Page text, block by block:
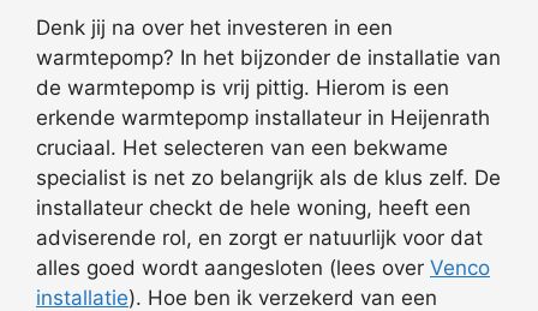
Denk jij na over het investeren in een
warmtepomp? In het bijzonder de installatie van
de warmtepomp is vrij pittig. Hierom is een
erkende warmtepomp installateur in Heijenrath
cruciaal. Het selecteren van een bekwame
specialist is net zo belangrijk als de klus zelf. De
installateur checkt de hele woning, heeft een
adviserende rol, en zorgt er natuurlijk voor dat
alles goed wordt aangesloten (lees over Venco
installatie). Hoe ben ik verzekerd van een